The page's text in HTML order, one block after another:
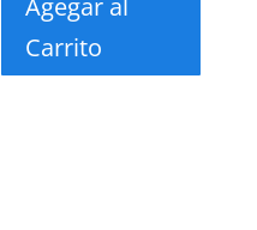
Agegar al
Carrito